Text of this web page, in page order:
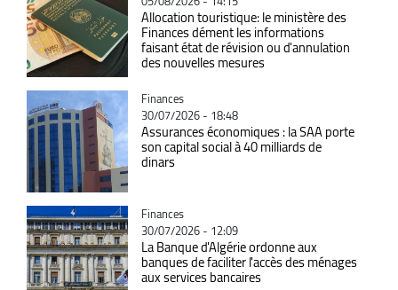
Allocation touristique: le ministère des
Finances dément les informations
faisant état de révision ou d'annulation
des nouvelles mesures
Catégorie
Finances
30/07/2026 - 18:48
Assurances économiques : la SAA porte
son capital social à 40 milliards de
dinars
Catégorie
Finances
30/07/2026 - 12:09
La Banque d'Algérie ordonne aux
banques de faciliter l'accès des ménages
aux services bancaires